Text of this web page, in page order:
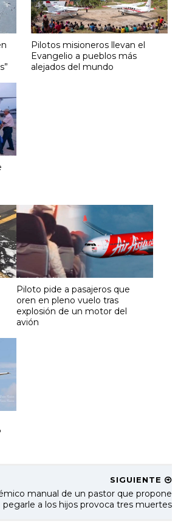
Pilotos misioneros llevan el
Evangelio a pueblos más
alejados del mundo
Piloto pide a pasajeros que
oren en pleno vuelo tras
explosión de un motor del
avión
SIGUIENTE
manual de un pastor que propone
pegarle a los hijos provoca tres muertes